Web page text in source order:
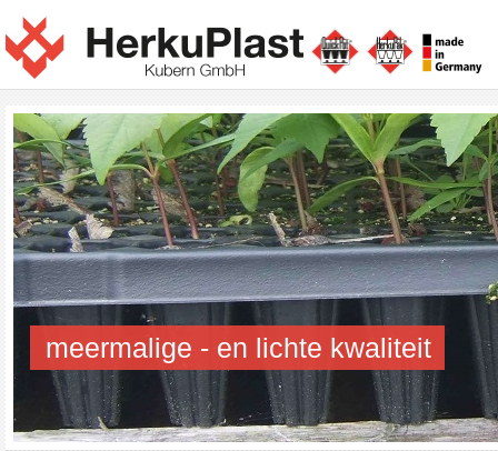
meermalige - en lichte kwaliteit